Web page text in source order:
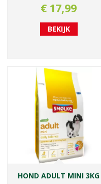
€ 17,99
BEKIJK
HOND ADULT MINI 3KG